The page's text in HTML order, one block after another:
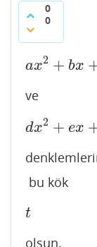
0
0
ax2 + bx
ax2 +bx+
ve
dx2 + ex
dx2+e x
bu kök
t
t
olsun.